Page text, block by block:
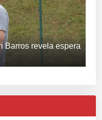
Barros revela espera